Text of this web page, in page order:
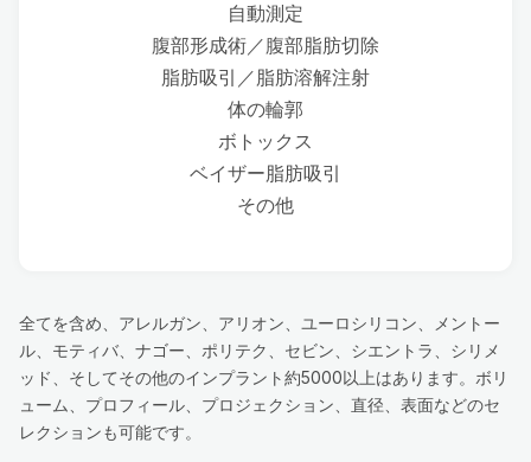
自動測定
腹部形成術／腹部脂肪切除
脂肪吸引／脂肪溶解注射
体の輪郭
ボトックス
ベイザー脂肪吸引
その他
全てを含め、アレルガン、アリオン、ユーロシリコン、メントー
ル、モティバ、ナゴー、ポリテク、セビン、シエントラ、シリメ
ッド、そしてその他のインプラント約5000以上はあります。ボリ
ューム、プロフィール、プロジェクション、直径、表面などのセ
レクションも可能です。